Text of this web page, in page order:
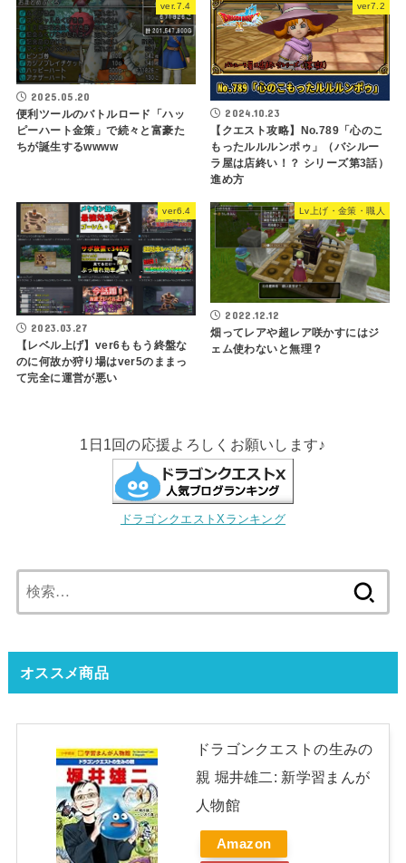
ver.7.4
2025.05.20
便利ツールのバトルロード「ハッ
ピーハート金策」で続々と富豪た
ちが誕生するwwww
ver7.2
2024.10.23
【クエスト攻略】No.789「心のこ
もったルルルンポゥ」（バシルー
ラ屋は店終い！？ シリーズ第3話）
進め方
ver6.4
2023.03.27
【レベル上げ】ver6ももう終盤な
のに何故か狩り場はver5のままっ
て完全に運営が悪い
Lv上げ・金策・職人
2022.12.12
畑ってレアや超レア咲かすにはジ
ェム使わないと無理？
1日1回の応援よろしくお願いします♪
ドラゴンクエストXランキング
索:
オススメ商品
ドラゴンクエストの生みの
親 堀井雄二: 新学習まんが
人物館
Amazon